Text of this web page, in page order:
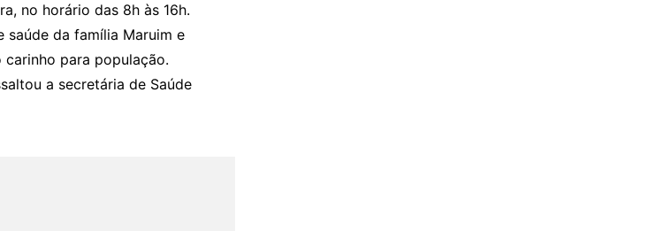
no horário das 8h às 16h.
saúde da família Maruim e
para população.
a secretária de Saúde